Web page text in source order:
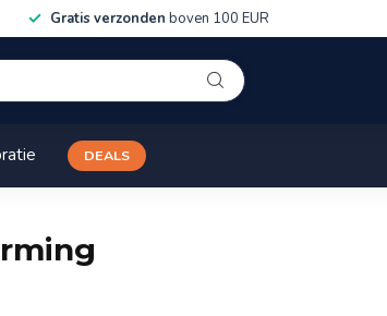
Gratis verzonden boven 100 EUR
DEALS